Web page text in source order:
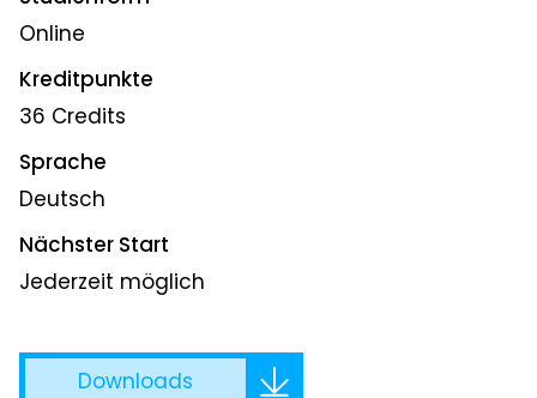
Online
Kreditpunkte
36 Credits
Sprache
Deutsch
Nächster Start
Jederzeit möglich
Downloads